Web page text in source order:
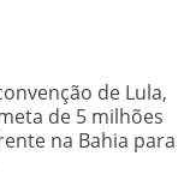
de Lula,
de 5 milhões
na Bahia para